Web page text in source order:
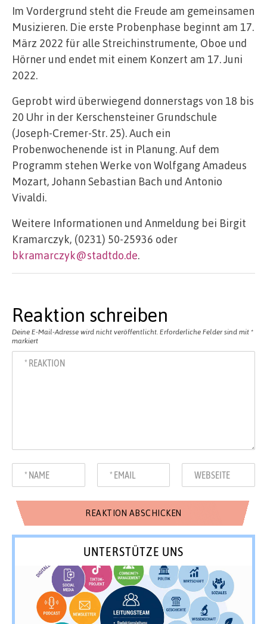
Im Vordergrund steht die Freude am gemeinsamen
Musizieren. Die erste Probenphase beginnt am 17.
März 2022 für alle Streichinstrumente, Oboe und
Hörner und endet mit einem Konzert am 17. Juni
2022.
Geprobt wird überwiegend donnerstags von 18 bis
20 Uhr in der Kerschensteiner Grundschule
(Joseph-Cremer-Str. 25). Auch ein
Probenwochenende ist in Planung. Auf dem
Programm stehen Werke von Wolfgang Amadeus
Mozart, Johann Sebastian Bach und Antonio
Vivaldi.
Weitere Informationen und Anmeldung bei Birgit
Kramarczyk, (0231) 50-25936 oder
bkramarczyk@stadtdo.de.
Reaktion schreiben
Deine E-Mail-Adresse wird nicht veröffentlicht. Erforderliche Felder sind mit *
markiert
UNTERSTÜTZE UNS